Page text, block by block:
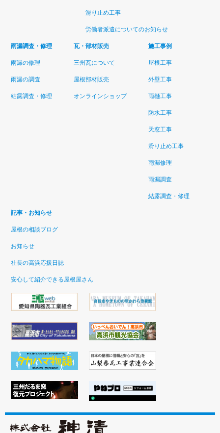
滑り止め工事
労働者派遣についてのお知らせ
雨漏調査・修理
雨漏の修理
雨漏の調査
結露調査・修理
瓦・部材販売
三州瓦について
屋根部材販売
オンラインショップ
施工事例
屋根工事
外壁工事
雨樋工事
防水工事
天窓工事
滑り止め工事
雨漏修理
雨漏調査
結露調査・修理
記事・お知らせ
屋根の相談ブログ
お知らせ
社長の高浜応援日誌
安心して紹介できる屋根屋さん